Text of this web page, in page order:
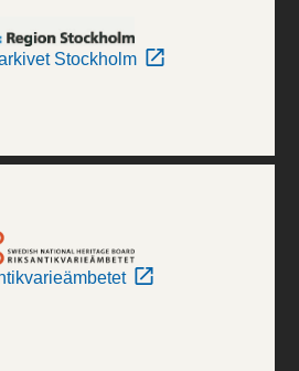
Stockholm